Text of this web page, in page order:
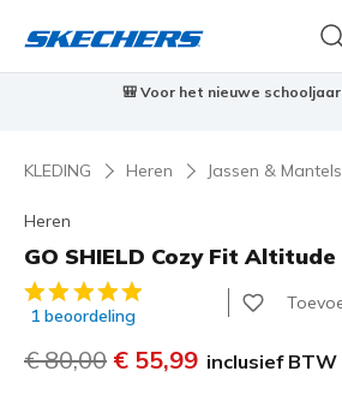
🎒 Voor het nieuwe
KLEDING Heren Jassen & Mantels
Heren
GO SHIELD Cozy Fit
4,9 van de 5 klantbeoordelingen
1 beoordeling
Prijs verlaagd van
€ 80,00 naar
€ 55,99 inclusief BTW